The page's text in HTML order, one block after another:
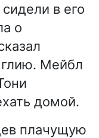
в его
о
Мейбл
домой.
плачущую